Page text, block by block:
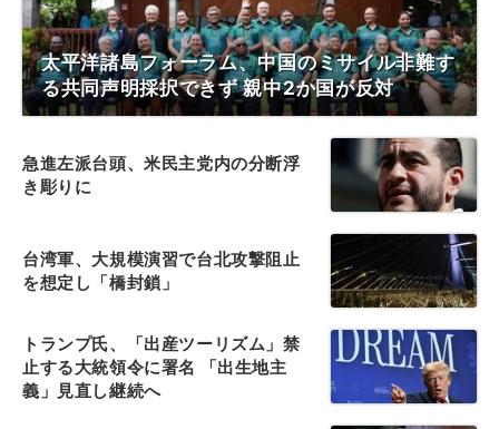
太平洋諸島フォーラム、中国のミサイル非難す
る共同声明採択できず 親中2か国が反対
急進左派台頭、米民主党内の分断浮
き彫りに
台湾軍、大規模演習で台北攻撃阻止
を想定し「橋封鎖」
トランプ氏、「出産ツーリズム」禁
止する大統領令に署名 「出生地主
義」見直し継続へ